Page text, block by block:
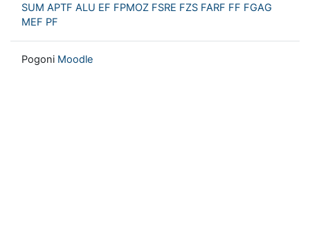
SUM APTF ALU EF FPMOZ FSRE FZS FARF FF FGAG
MEF PF
Pogoni Moodle